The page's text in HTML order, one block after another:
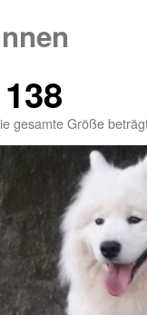
gesamte Größe